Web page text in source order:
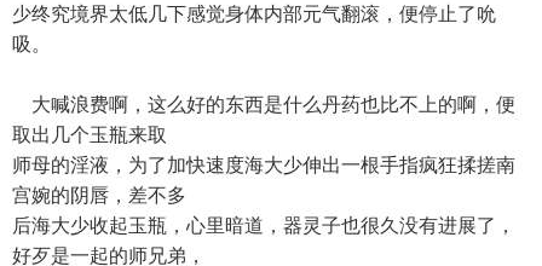
少终究境界太低几下感觉身体内部元气翻滚，便停止了吮
吸。
大喊浪费啊，这么好的东西是什么丹药也比不上的啊，便
取出几个玉瓶来取
师母的淫液，为了加快速度海大少伸出一根手指疯狂揉搓南
宫婉的阴唇，差不多
后海大少收起玉瓶，心里暗道，器灵子也很久没有进展了，
好歹是一起的师兄弟，